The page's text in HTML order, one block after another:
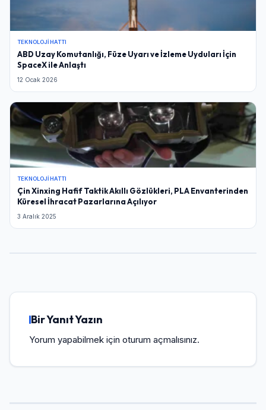
TEKNOLOJI HATTI
ABD Uzay Komutanlığı, Füze Uyarı ve İzleme Uyduları İçin
SpaceX ile Anlaştı
12 Ocak 2026
TEKNOLOJI HATTI
Çin Xinxing Hafif Taktik Akıllı Gözlükleri, PLA Envanterinden
Küresel İhracat Pazarlarına Açılıyor
3 Aralık 2025
Bir Yanıt Yazın
Yorum yapabilmek için oturum açmalısınız.